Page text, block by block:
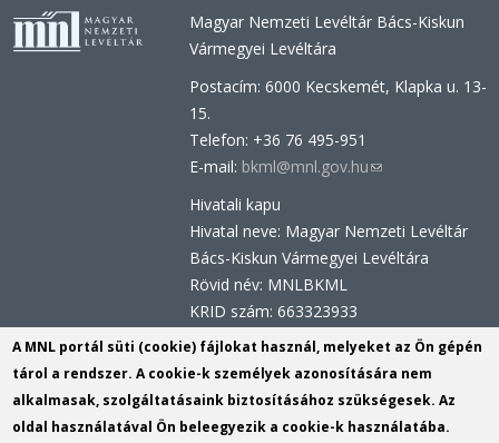
Magyar Nemzeti Levéltár Bács-Kiskun
Vármegyei Levéltára
Postacím: 6000 Kecskemét, Klapka u. 13-
15.
Telefon: +36 76 495-951
E-mail: bkml@mnl.gov.hu(link
mail)
Hivatali kapu
Hivatal neve: Magyar Nemzeti Levéltár
Bács-Kiskun Vármegyei Levéltára
Rövid név: MNLBKML
KRID szám: 663323933
Hivatali kapu - Központi Érkeztetési
Rendszer (KÉR)
Hivatal neve: Magyar Nemzeti Levéltár
Rövid név: MNL BKML
A MNL portál süti (cookie) fájlokat használ, melyeket az Ön gépén
tárol a rendszer. A cookie-k személyek azonosítására nem
alkalmasak, szolgáltatásaink biztosításához szükségesek. Az
oldal használatával Ön beleegyezik a cookie-k használatába.